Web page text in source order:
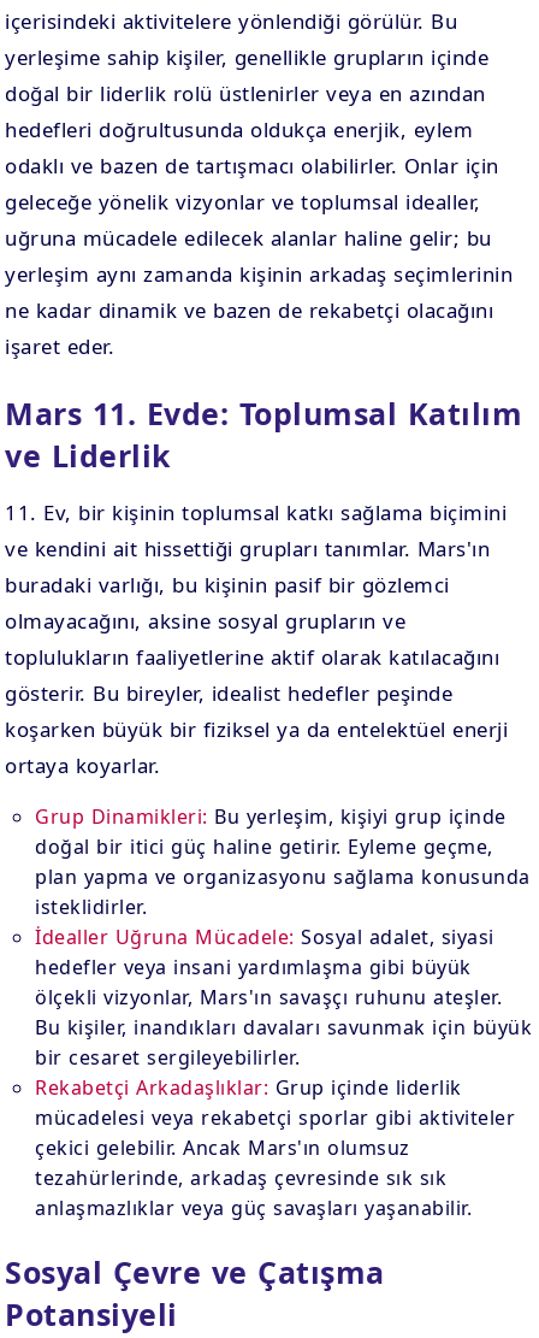
içerisindeki aktivitelere yönlendiği görülür. Bu
yerleşime sahip kişiler, genellikle grupların içinde
doğal bir liderlik rolü üstlenirler veya en azından
hedefleri doğrultusunda oldukça enerjik, eylem
odaklı ve bazen de tartışmacı olabilirler. Onlar için
geleceğe yönelik vizyonlar ve toplumsal idealler,
uğruna mücadele edilecek alanlar haline gelir; bu
yerleşim aynı zamanda kişinin arkadaş seçimlerinin
ne kadar dinamik ve bazen de rekabetçi olacağını
işaret eder.
Mars 11. Evde: Toplumsal Katılım
ve Liderlik
11. Ev, bir kişinin toplumsal katkı sağlama biçimini
ve kendini ait hissettiği grupları tanımlar. Mars'ın
buradaki varlığı, bu kişinin pasif bir gözlemci
olmayacağını, aksine sosyal grupların ve
toplulukların faaliyetlerine aktif olarak katılacağını
gösterir. Bu bireyler, idealist hedefler peşinde
koşarken büyük bir fiziksel ya da entelektüel enerji
ortaya koyarlar.
Grup Dinamikleri: Bu yerleşim, kişiyi grup içinde
doğal bir itici güç haline getirir. Eyleme geçme,
plan yapma ve organizasyonu sağlama konusunda
isteklidirler.
İdealler Uğruna Mücadele: Sosyal adalet, siyasi
hedefler veya insani yardımlaşma gibi büyük
ölçekli vizyonlar, Mars'ın savaşçı ruhunu ateşler.
Bu kişiler, inandıkları davaları savunmak için büyük
bir cesaret sergileyebilirler.
Rekabetçi Arkadaşlıklar: Grup içinde liderlik
mücadelesi veya rekabetçi sporlar gibi aktiviteler
çekici gelebilir. Ancak Mars'ın olumsuz
tezahürlerinde, arkadaş çevresinde sık sık
anlaşmazlıklar veya güç savaşları yaşanabilir.
Sosyal Çevre ve Çatışma
Potansiyeli